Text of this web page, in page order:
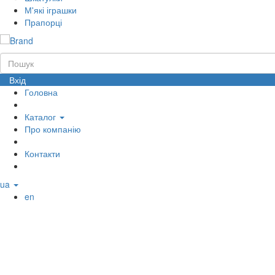
М'які іграшки
Прапорці
Вхід
Головна
Каталог
Про компанію
Контакти
ua
en